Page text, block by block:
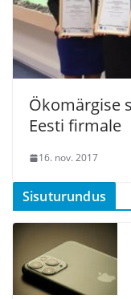
Ökomärgise
Eesti firmale
16. nov. 2017
Sisuturundus